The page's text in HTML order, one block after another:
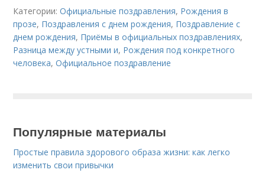
Категории:Официальные поздравления, Рождения в
прозе, Поздравления с днем рождения, Поздравление с
днем рождения, Приёмы в официальных поздравлениях,
Разница между устными и, Рождения под конкретного
человека,Официальное поздравление
Популярные материалы
Простые правила здорового образа жизни: как легко
изменить свои привычки